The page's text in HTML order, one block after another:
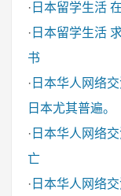
· 日本留学生活
· 日本留学生活
书
· 日本华人网络
日本尤其普遍。
· 日本华人网络
亡
· 日本华人网络